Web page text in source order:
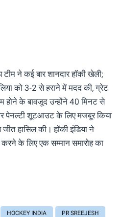
ने कई बार शानदार हॉकी खेली;
को 3-2 से हराने में मदद की, ग्रेट
के बावजूद उन्होंने 40 मिनट से
पेनल्टी शूटआउट के लिए मजबूर किया
हासिल की। हॉकी इंडिया ने
के लिए एक सम्मान समारोह का
HOCKEY INDIA PR SREEJESH